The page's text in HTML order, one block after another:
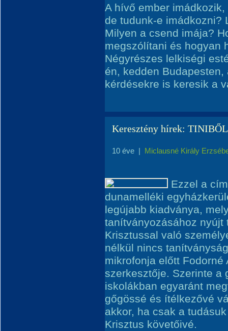
A hívő ember
de tudunk-e imádkozni?
Milyen a csend imája?
megszólítani és hogyan
Négyrészes lelkiségi
én, kedden
kérdésekre is keresik a
Keresztény hírek:
10 éve | Miclausné Király
Ezzel a
dunamelléki
legújabb kiadványa,
tanítványozásához nyújt
Krisztussal való
nélkül nincs
mikrofonja előtt
szerkesztője. Szerinte a
iskolákban egyaránt
gőgössé és ítélkezővé
akkor, ha csak a
Krisztus követőivé.